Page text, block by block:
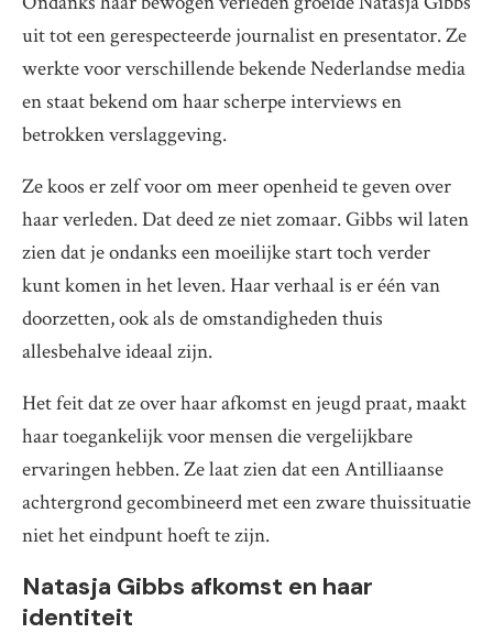
uit tot een gerespecteerde journalist en presentator. Ze
werkte voor verschillende bekende Nederlandse media
en staat bekend om haar scherpe interviews en
betrokken verslaggeving.
Ze koos er zelf voor om meer openheid te geven over
haar verleden. Dat deed ze niet zomaar. Gibbs wil laten
zien dat je ondanks een moeilijke start toch verder
kunt komen in het leven. Haar verhaal is er één van
doorzetten, ook als de omstandigheden thuis
allesbehalve ideaal zijn.
Het feit dat ze over haar afkomst en jeugd praat, maakt
haar toegankelijk voor mensen die vergelijkbare
ervaringen hebben. Ze laat zien dat een Antilliaanse
achtergrond gecombineerd met een zware thuissituatie
niet het eindpunt hoeft te zijn.
Natasja Gibbs afkomst en haar
identiteit